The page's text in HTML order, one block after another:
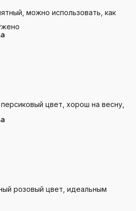
можно использовать, как
цвет, хорош на весну,
розовый цвет, идеальным